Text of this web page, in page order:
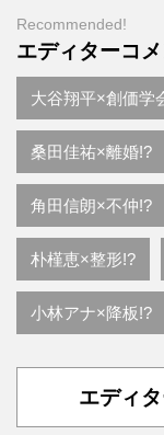
Recommended!
エディターコ
大谷翔平×創価学
桑田佳祐×離婚!?
角田信朗×不仲!?
朴槿恵×整形!?
小林アナ×降板!?
エディ